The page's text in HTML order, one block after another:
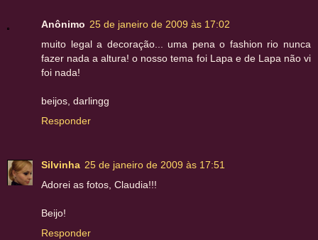
Anônimo 25 de janeiro de 2009 às 17:02
muito legal a decoração... uma pena o fashion rio nunca
fazer nada a altura! o nosso tema foi Lapa e de Lapa não vi
foi nada!
beijos, darlingg
Responder
Silvinha 25 de janeiro de 2009 às 17:51
Adorei as fotos, Claudia!!!
Beijo!
Responder